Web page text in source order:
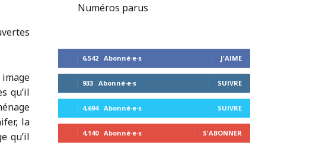
qu’il
la
qu’il
Numéros parus
6,542 Abonné·e·s J'AIME
933 Abonné·e·s SUIVRE
4,694 Abonné·e·s SUIVRE
4,140 Abonné·e·s S'ABONNER